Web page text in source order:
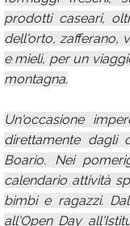
prodotti caseari,
dell'orto, zafferano,
e mieli, per un
montagna.
Un'occasione
direttamente dagli
Boario. Nei
calendario attività
bimbi e ragazzi.
all'Open Day